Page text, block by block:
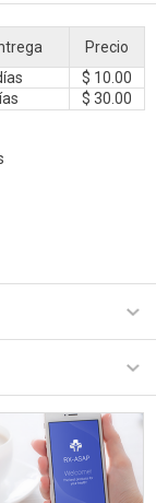
Precio
$ 10.00
$ 30.00